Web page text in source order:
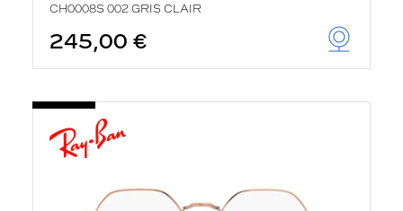
CH0008S 002 GRIS CLAIR
245,00 €